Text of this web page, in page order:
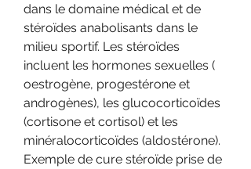
dans le domaine médical et de
stéroïdes anabolisants dans le
milieu sportif. Les stéroïdes
incluent les hormones sexuelles (
oestrogène, progestérone et
androgènes), les glucocorticoïdes
(cortisone et cortisol) et les
minéralocorticoïdes (aldostérone).
Exemple de cure stéroïde prise de